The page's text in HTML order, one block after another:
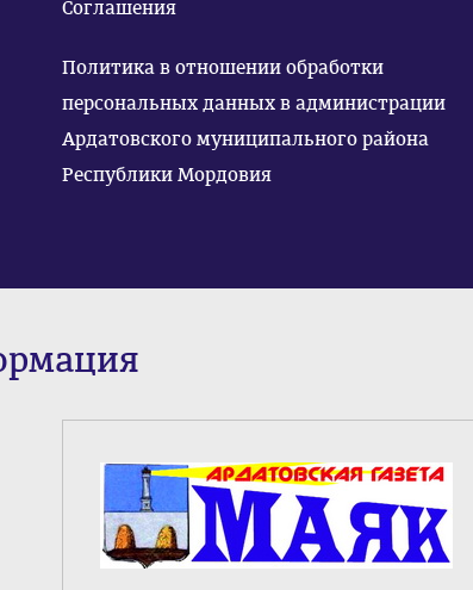
Соглашения
Политика в отношении обработки
персональных данных в администрации
Ардатовского муниципального района
Республики Мордовия